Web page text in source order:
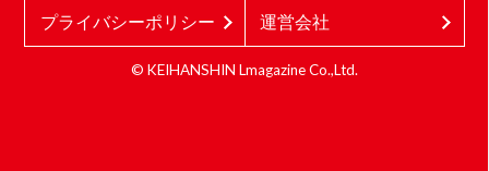
プライバシーポリシー 運営会社
© KEIHANSHIN Lmagazine Co.,Ltd.